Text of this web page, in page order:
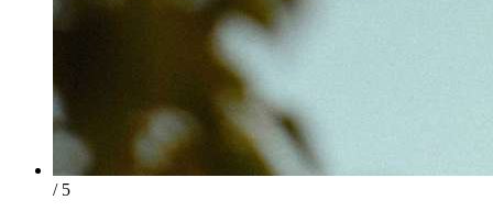
/ 5